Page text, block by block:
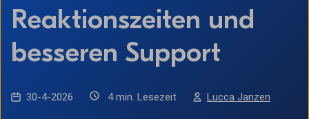
Reaktionszeiten und
besseren Support
30-4-2026 4 min. Lesezeit Lucca Janzen